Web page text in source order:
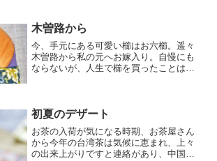
木曽路から
今、手元にある可愛い櫛はお六櫛。遥々
木曽路から私の元へお嫁入り。自慢にも
ならないが、人生で櫛を買ったことはほ
頭痛もちのお六が、家の...
初夏のデザート
お茶の入荷が気になる時期、お茶屋さん
から今年の台湾茶は気候に恵まれ、上々
の出来上がりですと連絡があり、中国茶